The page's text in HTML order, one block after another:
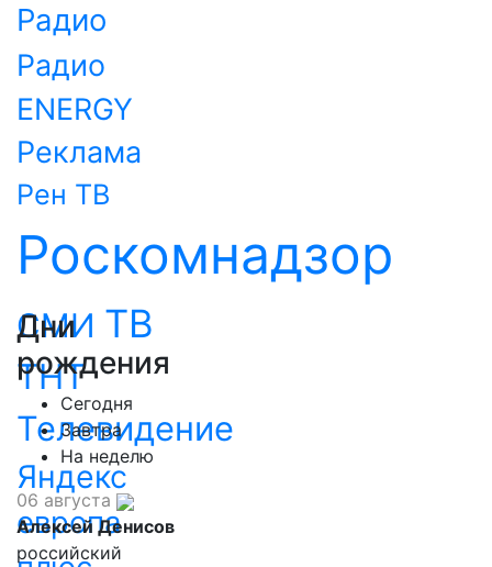
Радио
Радио
ENERGY
Реклама
Рен ТВ
Роскомнадзор
СМИ ТВ
ТНТ
Телевидение
Яндекс
европа
Дни
рождения
Сегодня
Завтра
На неделю
06 августа
Алексей Денисов
российский